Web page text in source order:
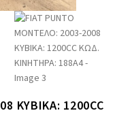
ΚΥΒΙΚΑ: 1200CC